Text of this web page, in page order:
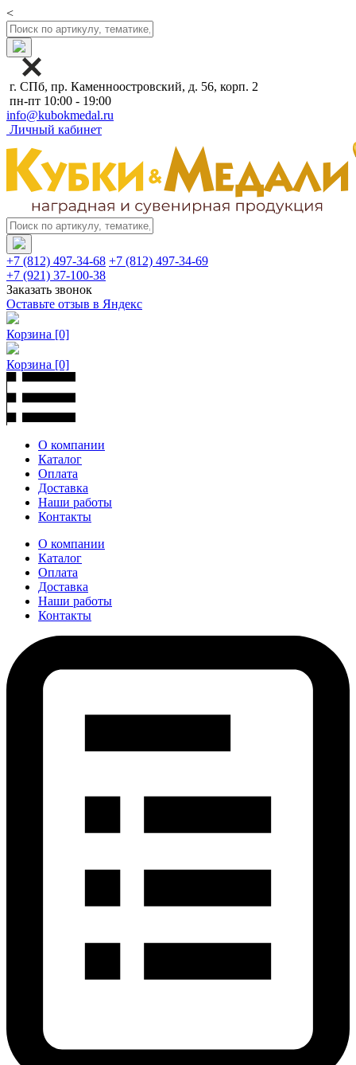
<
г. СПб, пр. Каменноостровский, д. 56, корп. 2
пн-пт 10:00 - 19:00
info@kubokmedal.ru
Личный кабинет
+7 (812) 497-34-68 +7 (812) 497-34-69
+7 (921) 37-100-38
Заказать звонок
Оставьте отзыв в Яндекс
Корзина [0]
Корзина [0]
О компании
Каталог
Оплата
Доставка
Наши работы
Контакты
О компании
Каталог
Оплата
Доставка
Наши работы
Контакты